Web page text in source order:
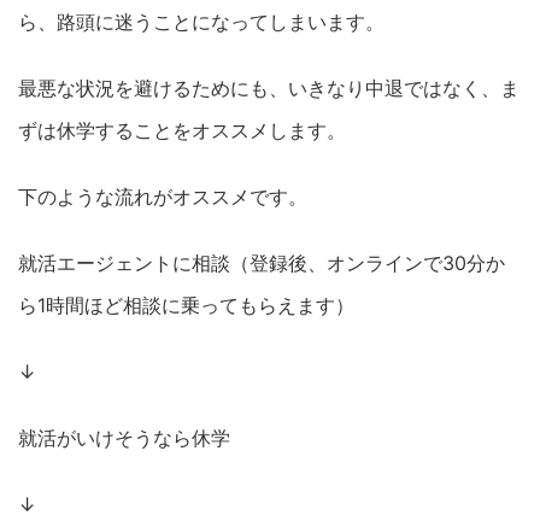
ら、路頭に迷うことになってしまいます。
最悪な状況を避けるためにも、いきなり中退ではなく、ま
ずは休学することをオススメします。
下のような流れがオススメです。
就活エージェントに相談（登録後、オンラインで30分か
ら1時間ほど相談に乗ってもらえます）
↓
就活がいけそうなら休学
↓